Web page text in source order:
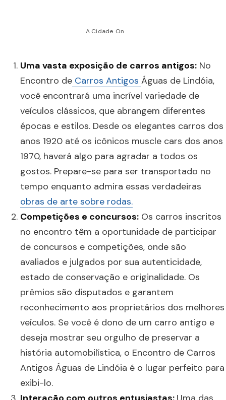
A Cidade On
Uma vasta exposição de carros antigos: No
Encontro de Carros Antigos Águas de Lindóia,
você encontrará uma incrível variedade de
veículos clássicos, que abrangem diferentes
épocas e estilos. Desde os elegantes carros dos
anos 1920 até os icônicos muscle cars dos anos
1970, haverá algo para agradar a todos os
gostos. Prepare-se para ser transportado no
tempo enquanto admira essas verdadeiras
obras de arte sobre rodas.
Competições e concursos: Os carros inscritos
no encontro têm a oportunidade de participar
de concursos e competições, onde são
avaliados e julgados por sua autenticidade,
estado de conservação e originalidade. Os
prêmios são disputados e garantem
reconhecimento aos proprietários dos melhores
veículos. Se você é dono de um carro antigo e
deseja mostrar seu orgulho de preservar a
história automobilística, o Encontro de Carros
Antigos Águas de Lindóia é o lugar perfeito para
exibi-lo.